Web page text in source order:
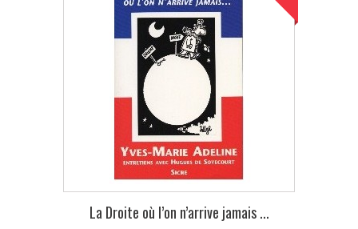
La Droite où l’on n’arrive jamais ...